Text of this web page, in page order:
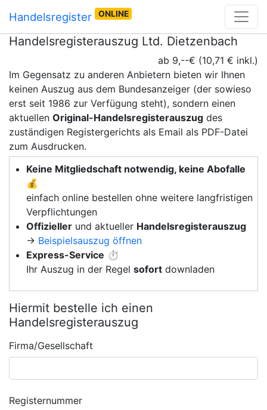
Handelsregister ONLINE
Handelsregisterauszug Ltd. Dietzenbach
ab 9,--€ (10,71 € inkl.)
Im Gegensatz zu anderen Anbietern bieten wir Ihnen
keinen Auszug aus dem Bundesanzeiger (der sowieso
erst seit 1986 zur Verfügung steht), sondern einen
aktuellen Original-Handelsregisterauszug des
zuständigen Registergerichts als Email als PDF-Datei
zum Ausdrucken.
Keine Mitgliedschaft notwendig, keine Abofalle
💰
einfach online bestellen ohne weitere langfristigen
Verpflichtungen
Offizieller und aktueller Handelsregisterauszug
→ Beispielsauszug öffnen
Express-Service ⏱️
Ihr Auszug in der Regel sofort downladen
Hiermit bestelle ich einen
Handelsregisterauszug
Firma/Gesellschaft
Registernummer